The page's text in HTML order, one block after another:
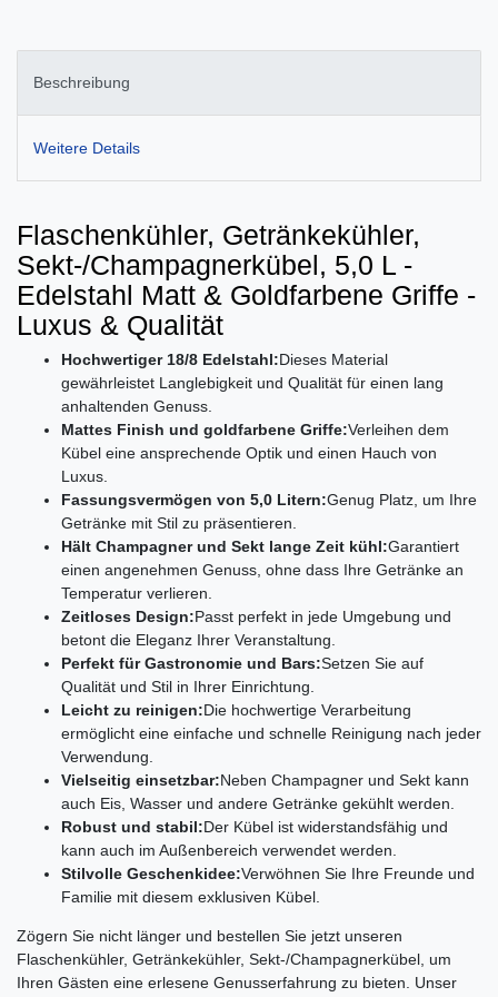
Beschreibung
Weitere Details
Flaschenkühler, Getränkekühler,
Sekt-/Champagnerkübel, 5,0 L -
Edelstahl Matt & Goldfarbene Griffe -
Luxus & Qualität
Hochwertiger 18/8 Edelstahl:Dieses Material
gewährleistet Langlebigkeit und Qualität für einen lang
anhaltenden Genuss.
Mattes Finish und goldfarbene Griffe:Verleihen dem
Kübel eine ansprechende Optik und einen Hauch von
Luxus.
Fassungsvermögen von 5,0 Litern:Genug Platz, um Ihre
Getränke mit Stil zu präsentieren.
Hält Champagner und Sekt lange Zeit kühl:Garantiert
einen angenehmen Genuss, ohne dass Ihre Getränke an
Temperatur verlieren.
Zeitloses Design:Passt perfekt in jede Umgebung und
betont die Eleganz Ihrer Veranstaltung.
Perfekt für Gastronomie und Bars:Setzen Sie auf
Qualität und Stil in Ihrer Einrichtung.
Leicht zu reinigen:Die hochwertige Verarbeitung
ermöglicht eine einfache und schnelle Reinigung nach jeder
Verwendung.
Vielseitig einsetzbar:Neben Champagner und Sekt kann
auch Eis, Wasser und andere Getränke gekühlt werden.
Robust und stabil:Der Kübel ist widerstandsfähig und
kann auch im Außenbereich verwendet werden.
Stilvolle Geschenkidee:Verwöhnen Sie Ihre Freunde und
Familie mit diesem exklusiven Kübel.
Zögern Sie nicht länger und bestellen Sie jetzt unseren
Flaschenkühler, Getränkekühler, Sekt-/Champagnerkübel, um
Ihren Gästen eine erlesene Genusserfahrung zu bieten. Unser